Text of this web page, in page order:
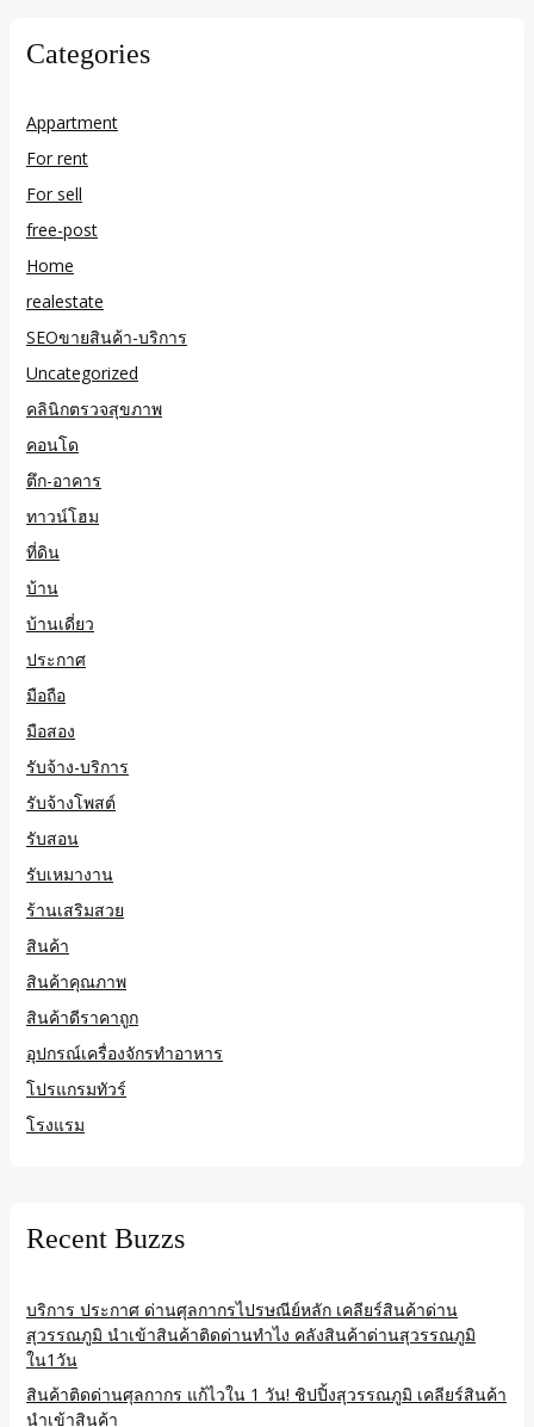
Categories
Appartment
For rent
For sell
free-post
Home
realestate
SEOขายสินค้า-บริการ
Uncategorized
คลินิกตรวจสุขภาพ
คอนโด
ตึก-อาคาร
ทาวน์โฮม
ที่ดิน
บ้าน
บ้านเดี่ยว
ประกาศ
มือถือ
มือสอง
รับจ้าง-บริการ
รับจ้างโพสต์
รับสอน
รับเหมางาน
ร้านเสริมสวย
สินค้า
สินค้าคุณภาพ
สินค้าดีราคาถูก
อุปกรณ์เครื่องจักรทำอาหาร
โปรแกรมทัวร์
โรงแรม
Recent Buzzs
บริการ ประกาศ ด่านศุลกากรไปรษณีย์หลัก เคลียร์สินค้าด่าน
สุวรรณภูมิ นำเข้าสินค้าติดด่านทำไง คลังสินค้าด่านสุวรรณภูมิ
ใน1วัน
สินค้าติดด่านศุลกากร แก้ไวใน 1 วัน! ชิปปิ้งสุวรรณภูมิ เคลียร์สินค้า
นำเข้าสินค้า